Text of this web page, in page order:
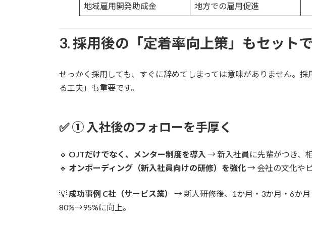
地域雇用開発助成金 地方での雇用促進
3. 採用後の「定着率向上策」もセット
せっかく採用しても、すぐに辞めてしまっては意味がありません。
る工夫」も重要です。
✅① 入社後のフォローを手厚く
🔹 OJTだけでなく、メンター制度を導入 → 新入社員に先輩がつき、
🔹 オンボーディング（新入社員向けの研修）を強化→ 会社の文化や
💡 成功事例 C社（サービス業）
→ 新人研修後、1か月・3か月・6か
80%→95%に向上。